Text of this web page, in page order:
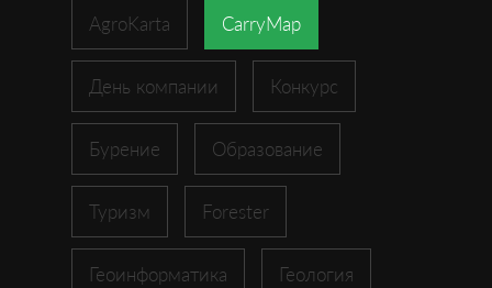
AgroKarta CarryMap
День компании Конкурс
Бурение Образование
Туризм Forester
Геоинформатика Геология